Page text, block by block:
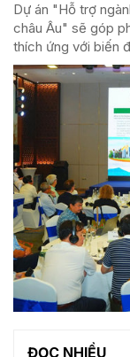
Dự án "Hỗ trợ
châu Âu" sẽ góp
thích ứng với biến
ĐỌC NHIỀU